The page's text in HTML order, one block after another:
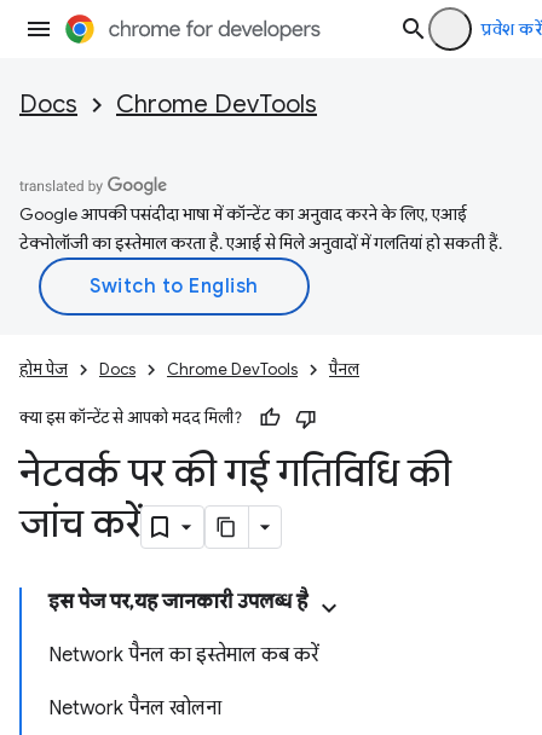
प्रवेश करें
Docs Chrome DevTools
Google आपकी पसंदीदा भाषा में कॉन्टेंट का अनुवाद करने के लिए, एआई
टेक्नोलॉजी का इस्तेमाल करता है. एआई से मिले अनुवादों में गलतियां हो सकती हैं.
होम पेज Docs Chrome DevTools पैनल
क्या इस कॉन्टेंट से आपको मदद मिली?
नेटवर्क पर की गई गतिविधि की
जांच करें
इस पेज पर, यह जानकारी उपलब्ध है
Network पैनल का इस्तेमाल कब करें
Network पैनल खोलना